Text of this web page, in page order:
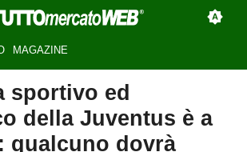
MAGAZINE
sportivo ed
della Juventus è a
qualcuno dovrà